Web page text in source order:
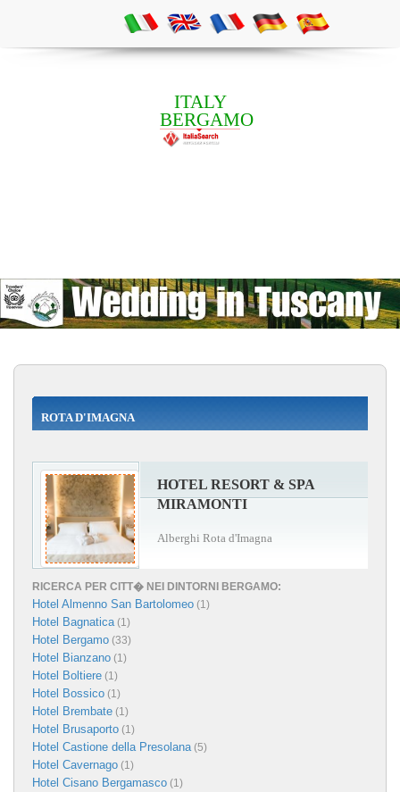
ITALY
BERGAMO
ROTA D'IMAGNA
HOTEL RESORT & SPA
MIRAMONTI
Alberghi Rota d'Imagna
RICERCA PER CITT� NEI DINTORNI BERGAMO:
Hotel Almenno San Bartolomeo (1)
Hotel Bagnatica(1)
Hotel Bergamo (33)
Hotel Bianzano (1)
Hotel Boltiere (1)
Hotel Bossico (1)
Hotel Brembate (1)
Hotel Brusaporto (1)
Hotel Castione della Presolana(5)
Hotel Cavernago (1)
Hotel Cisano Bergamasco (1)